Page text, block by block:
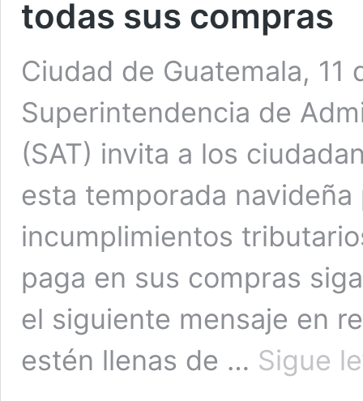
todas sus compras
Ciudad de Guatemala, 11
Superintendencia de
(SAT) invita a los
esta temporada
incumplimientos
paga en sus compras
el siguiente mensaje en
estén llenas de … Sigue